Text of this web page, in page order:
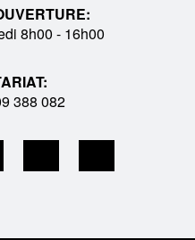
8h00 - 16h00
388 082